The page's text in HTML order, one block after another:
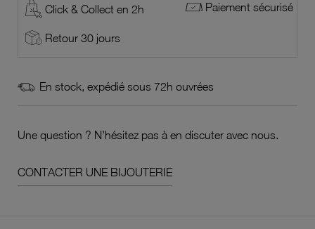
Click & Collect en 2h Paiement sécurisé
Retour 30 jours
En stock, expédié sous 72h ouvrées
Une question ? N'hésitez pas à en discuter avec nous.
CONTACTER UNE BIJOUTERIE